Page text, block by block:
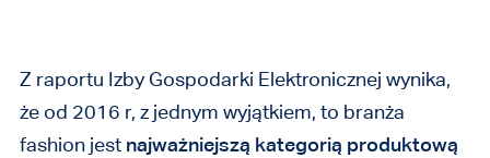
Z raportu Izby Gospodarki Elektronicznej wynika,
że od 2016 r, z jednym wyjątkiem, to branża
fashion jest najważniejszą kategorią produktową